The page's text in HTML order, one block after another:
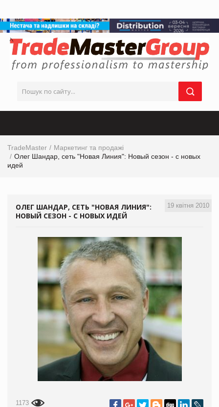
TradeMaster
Маркетинг та продажі
Олег Шандар, сеть "Новая Линия": Новый сезон - с новых
идей
19 квітня 2010
ОЛЕГ ШАНДАР, СЕТЬ "НОВАЯ ЛИНИЯ":
НОВЫЙ СЕЗОН - С НОВЫХ ИДЕЙ
1173